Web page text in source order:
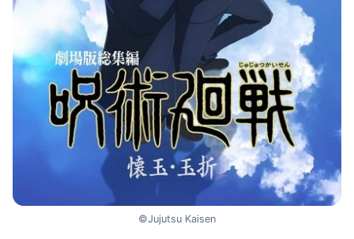
©Jujutsu Kaisen